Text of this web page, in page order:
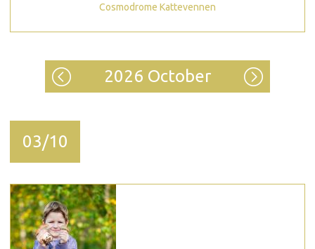
Cosmodrome Kattevennen
2026 October
03/10